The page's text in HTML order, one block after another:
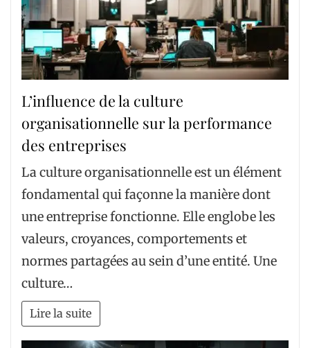
L’influence de la culture
organisationnelle sur la performance
des entreprises
La culture organisationnelle est un élément
fondamental qui façonne la manière dont
une entreprise fonctionne. Elle englobe les
valeurs, croyances, comportements et
normes partagées au sein d’une entité. Une
culture…
Lire la suite